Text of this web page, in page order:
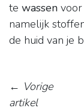
te wassen
namelijk
de huid van je
← Vorige
artikel